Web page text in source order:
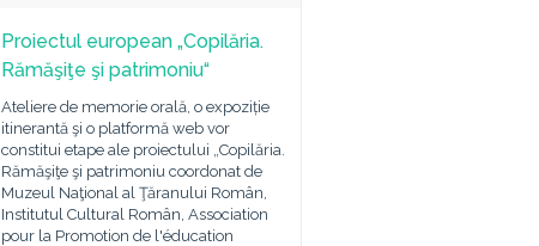
Proiectul european „Copilăria.
Rămăşiţe şi patrimoniu“
Ateliere de memorie orală, o expoziție
itinerantă şi o platformă web vor
constitui etape ale proiectului „Copilăria.
Rămăşiţe şi patrimoniu coordonat de
Muzeul Naţional al Ţăranului Român,
Institutul Cultural Român, Association
pour la Promotion de l'éducation